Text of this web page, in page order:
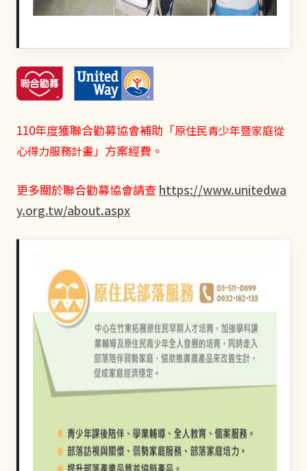
110年度獲聯合勸募協會補助「原住民青少年暨家庭從
心得力服務計畫」方案經費。
更多關於聯合勸募協會請查 https://www.unitedwa
y.org.tw/about.aspx